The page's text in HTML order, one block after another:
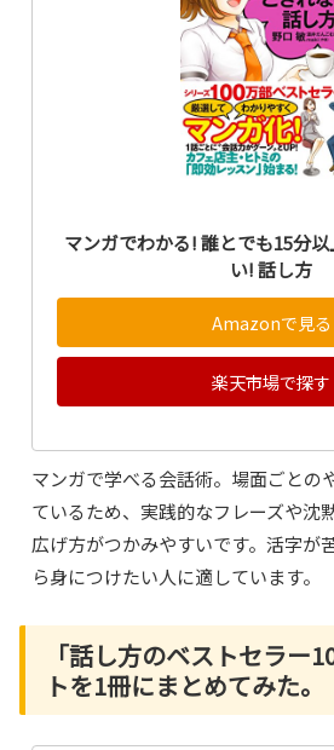
マンガでわかる! 誰とでも15分
い! 話し方
Amazonで見る
楽天市場で探す
マンガで学べる会話術。場面ごとの
ているため、実践的なフレーズや沈
広げ方がつかみやすいです。活字が
ら身につけたい人に適しています。
「話し方のベストセラー
トを1冊にまとめてみた。